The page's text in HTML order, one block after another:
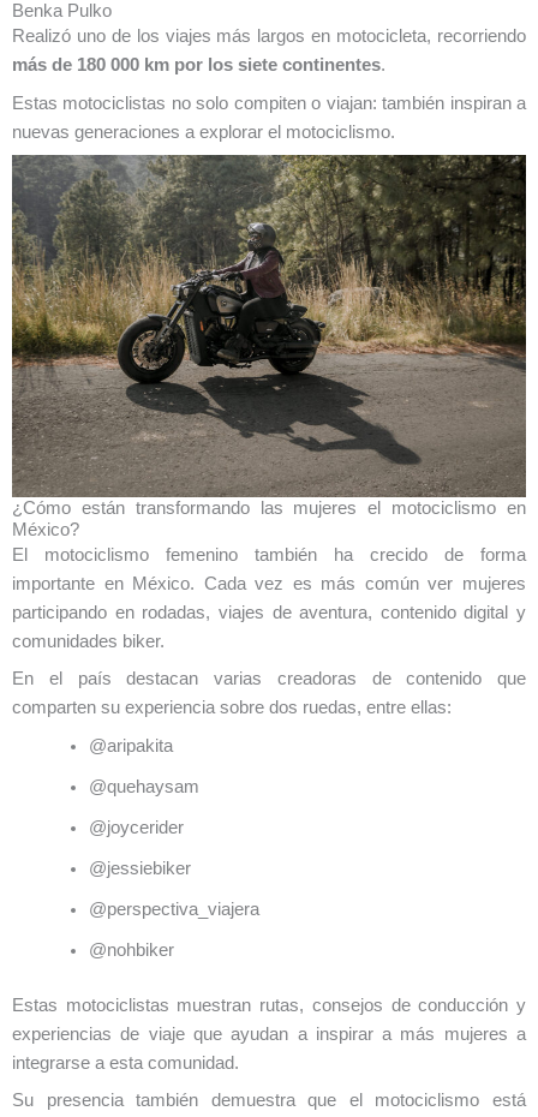
Benka Pulko
Realizó uno de los viajes más largos en motocicleta, recorriendo
más de 180 000 km por los siete continentes.
Estas motociclistas no solo compiten o viajan: también inspiran a
nuevas generaciones a explorar el motociclismo.
¿Cómo están transformando las mujeres el motociclismo en
México?
El motociclismo femenino también ha crecido de forma
importante en México. Cada vez es más común ver mujeres
participando en rodadas, viajes de aventura, contenido digital y
comunidades biker.
En el país destacan varias creadoras de contenido que
comparten su experiencia sobre dos ruedas, entre ellas:
@aripakita
@quehaysam
@joycerider
@jessiebiker
@perspectiva_viajera
@nohbiker
Estas motociclistas muestran rutas, consejos de conducción y
experiencias de viaje que ayudan a inspirar a más mujeres a
integrarse a esta comunidad.
Su presencia también demuestra que el motociclismo está